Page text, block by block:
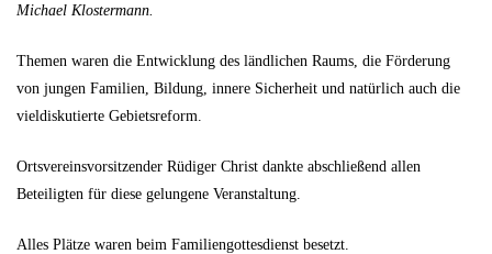
Michael Klostermann.
Themen waren die Entwicklung des ländlichen Raums, die Förderung
von jungen Familien, Bildung, innere Sicherheit und natürlich auch die
vieldiskutierte Gebietsreform.
Ortsvereinsvorsitzender Rüdiger Christ dankte abschließend allen
Beteiligten für diese gelungene Veranstaltung.
Alles Plätze waren beim Familiengottesdienst besetzt.